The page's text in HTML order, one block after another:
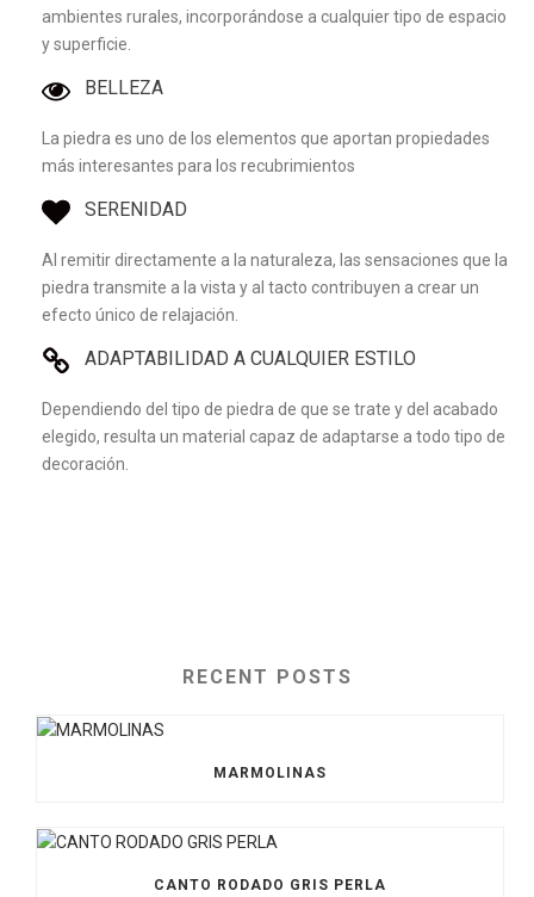
ambientes rurales, incorporándose a cualquier tipo de espacio
y superficie.
BELLEZA
La piedra es uno de los elementos que aportan propiedades
más interesantes para los recubrimientos
SERENIDAD
Al remitir directamente a la naturaleza, las sensaciones que la
piedra transmite a la vista y al tacto contribuyen a crear un
efecto único de relajación.
ADAPTABILIDAD A CUALQUIER ESTILO
Dependiendo del tipo de piedra de que se trate y del acabado
elegido, resulta un material capaz de adaptarse a todo tipo de
decoración.
RECENT POSTS
MARMOLINAS
CANTO RODADO GRIS PERLA